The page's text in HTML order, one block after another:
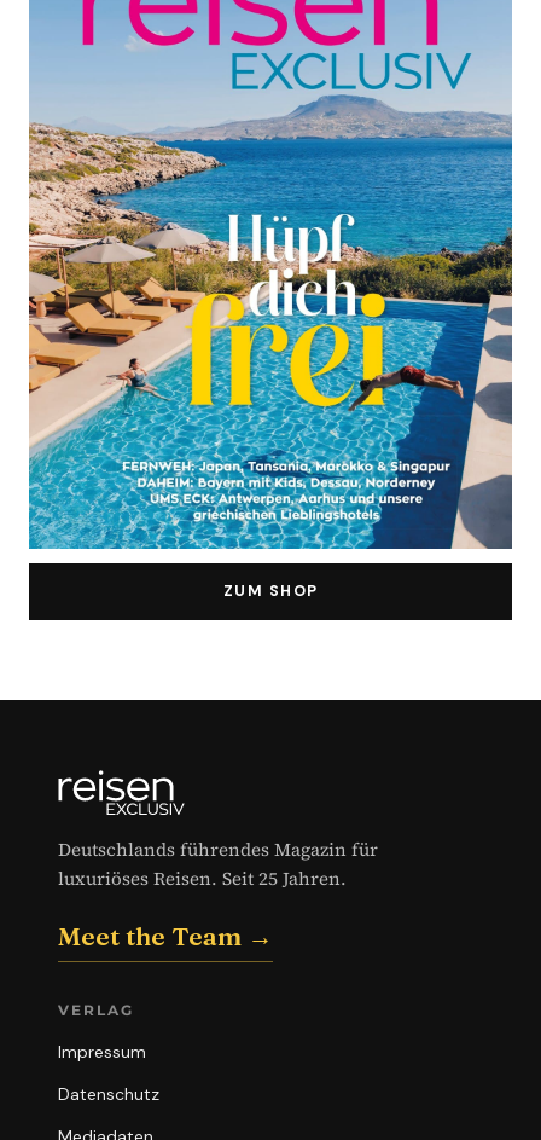
ZUM SHOP
Deutschlands führendes Magazin für
luxuriöses Reisen. Seit 25 Jahren.
Meet the Team →
VERLAG
Impressum
Datenschutz